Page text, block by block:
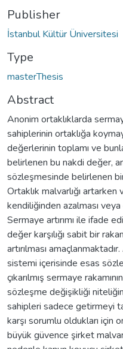
Publisher
İstanbul Kültür Üniversitesi
Type
masterThesis
Abstract
Anonim ortaklıklarda
sahiplerinin ortaklığa
değerlerinin toplamı ve
belirlenen bu nakdi değer,
sözleşmesinde belirlenen
Ortaklık malvarlığı artarken
kendiliğinden azalması
Sermaye artırımı ile ifade
değer karşılığı sabit bir
artırılması
sistemi içerisinde esas
çıkarılmış sermaye
sözleşme değişikliği
sahipleri sadece getirmeyi
karşı sorumlu oldukları için
büyük güvence şirket